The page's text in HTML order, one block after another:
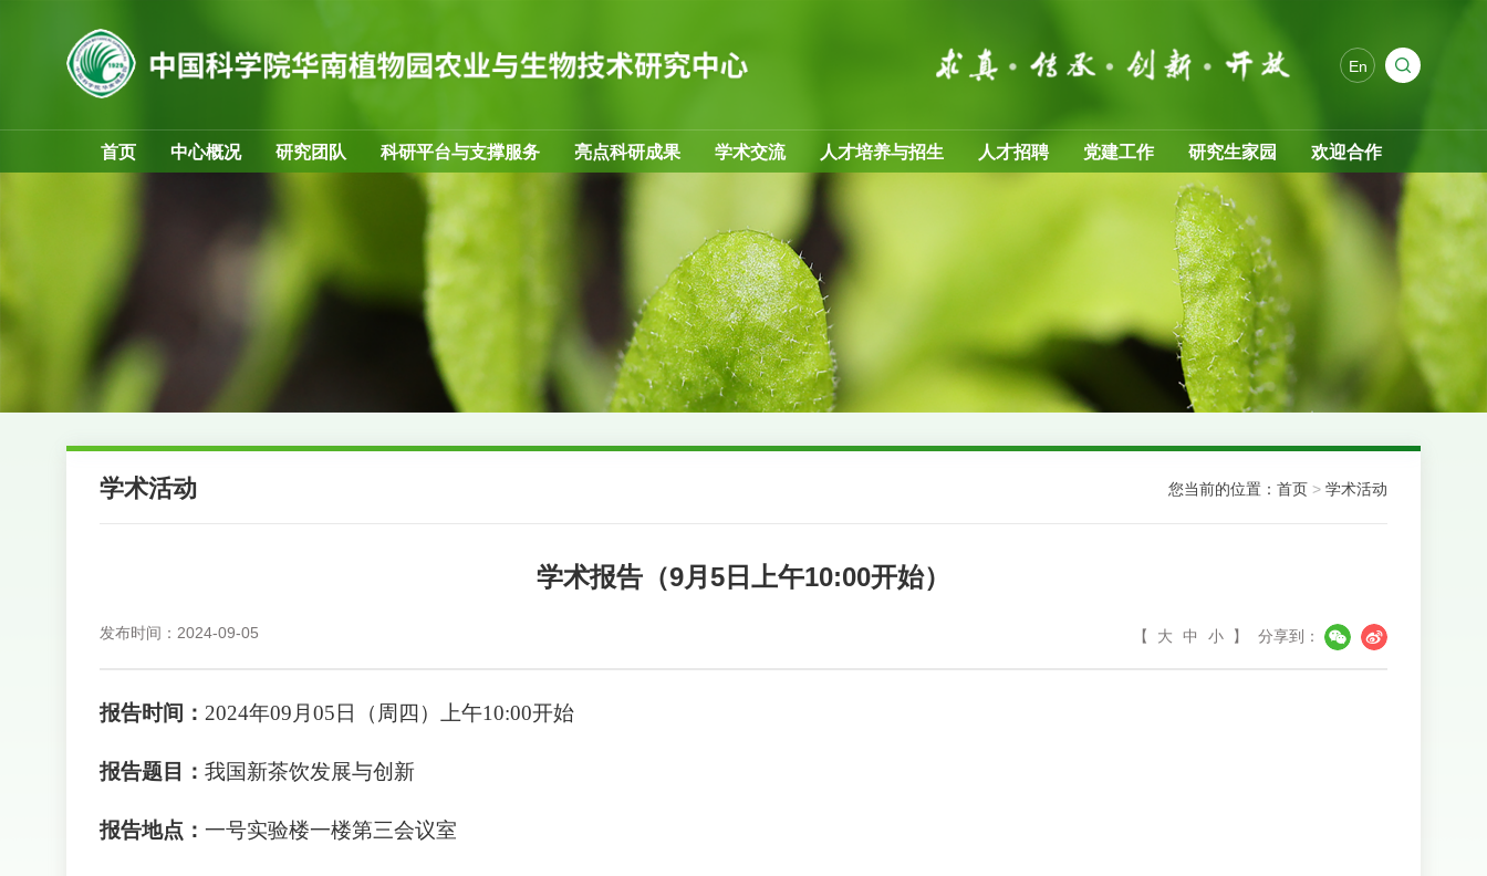
En
首页 中心概况 研究团队 科研平台与支撑服务 亮点科研成果 学术交流 人才培养与招生 人才招聘 党建工作 研究生家园 欢迎合作
学术活动 您当前的位置： 首页 > 学术活动
学术报告（9月5日上午10:00开始）
发布时间：2024-09-05 【 大 中 小 】 分享到：
报告时间： 2024年09月05日（周四）上午10:00开始
报告题目： 我国新茶饮发展与创新
报告地点： 一号实验楼一楼第三会议室